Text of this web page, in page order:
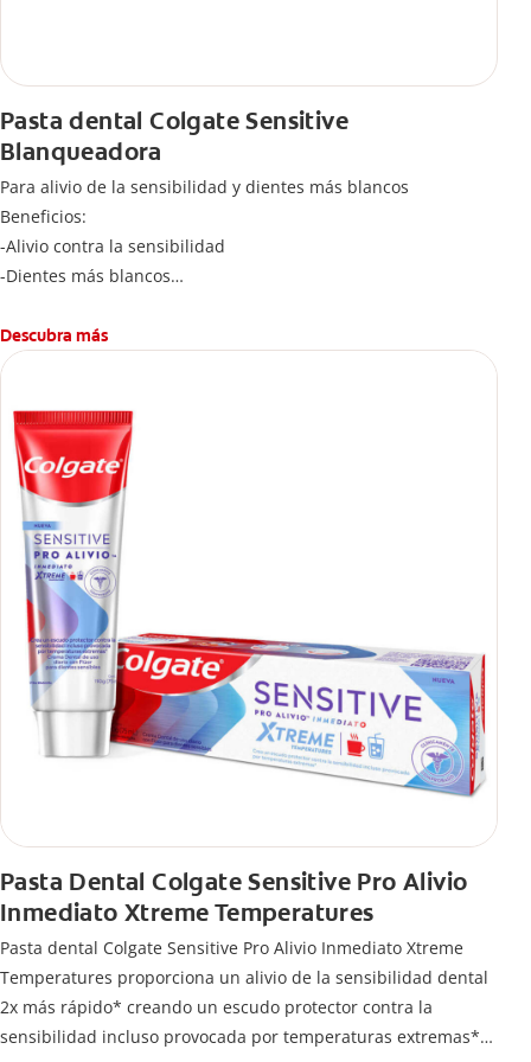
Pasta dental Colgate Sensitive
Blanqueadora
Para alivio de la sensibilidad y dientes más blancos
Beneficios:
-Alivio contra la sensibilidad
-Dientes más blancos
-Sabor refrescante
Descubra más
Pasta Dental Colgate Sensitive Pro Alivio
Inmediato Xtreme Temperatures
Pasta dental Colgate Sensitive Pro Alivio Inmediato Xtreme
Temperatures proporciona un alivio de la sensibilidad dental
2x más rápido* creando un escudo protector contra la
sensibilidad incluso provocada por temperaturas extremas**.